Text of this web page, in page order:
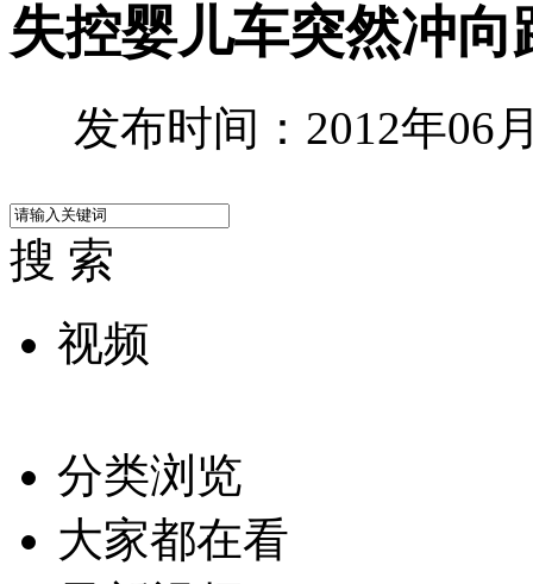
失控婴儿车突然冲
发布时间：2012年06
搜 索
视频
分类浏览
大家都在看